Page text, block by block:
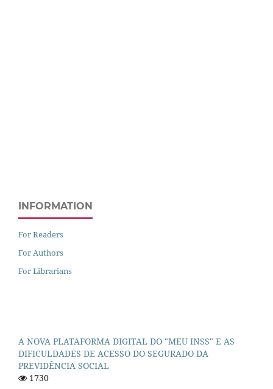
INFORMATION
For Readers
For Authors
For Librarians
A NOVA PLATAFORMA DIGITAL DO "MEU INSS" E AS
DIFICULDADES DE ACESSO DO SEGURADO DA
PREVIDÊNCIA SOCIAL
1730